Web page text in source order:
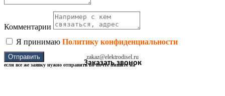
Комментарии
Я принимаю Политику конфиденциальности
Отправить
если все же заявку нужно отправить по почте пишите на
zakaz@elektrodisel.ru
Заказать звонок